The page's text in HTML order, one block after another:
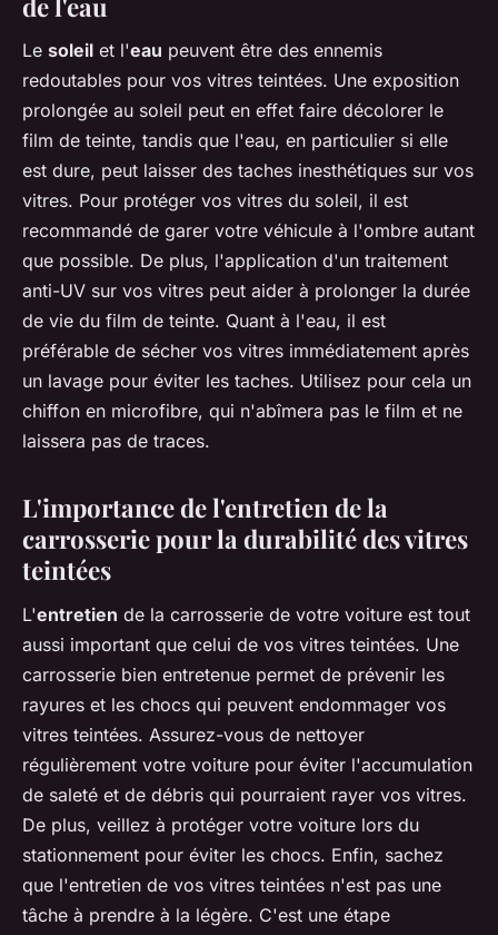
Le soleil et l'eau peuvent être des ennemis
redoutables pour vos vitres teintées. Une exposition
prolongée au soleil peut en effet faire décolorer le
film de teinte, tandis que l'eau, en particulier si elle
est dure, peut laisser des taches inesthétiques sur vos
vitres. Pour protéger vos vitres du soleil, il est
recommandé de garer votre véhicule à l'ombre autant
que possible. De plus, l'application d'un traitement
anti-UV sur vos vitres peut aider à prolonger la durée
de vie du film de teinte. Quant à l'eau, il est
préférable de sécher vos vitres immédiatement après
un lavage pour éviter les taches. Utilisez pour cela un
chiffon en microfibre, qui n'abîmera pas le film et ne
laissera pas de traces.
L'importance de l'entretien de la
carrosserie pour la durabilité des vitres
teintées
L'entretien de la carrosserie de votre voiture est tout
aussi important que celui de vos vitres teintées. Une
carrosserie bien entretenue permet de prévenir les
rayures et les chocs qui peuvent endommager vos
vitres teintées. Assurez-vous de nettoyer
régulièrement votre voiture pour éviter l'accumulation
de saleté et de débris qui pourraient rayer vos vitres.
De plus, veillez à protéger votre voiture lors du
stationnement pour éviter les chocs. Enfin, sachez
que l'entretien de vos vitres teintées n'est pas une
tâche à prendre à la légère. C'est une étape